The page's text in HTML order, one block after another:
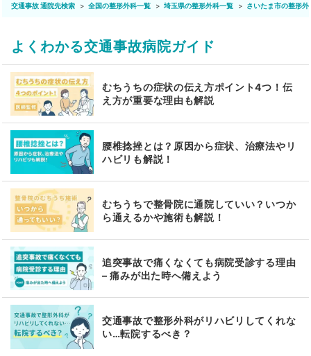
交通事故 通院先検索 全国の整形外科一覧 埼玉県の整形外科一覧 さいたま市の整形外
よくわかる交通事故病院ガイド
むちうちの症状の伝え方ポイント4つ！伝
え方が重要な理由も解説
腰椎捻挫とは？原因から症状、治療法やリ
ハビリも解説！
むちうちで整骨院に通院していい？いつか
ら通えるかや施術も解説！
追突事故で痛くなくても病院受診する理由
– 痛みが出た時へ備えよう
交通事故で整形外科がリハビリしてくれな
い…転院するべき？